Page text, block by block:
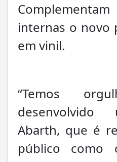
internas o novo
em vinil.
“Temos
Abarth, que é
público como